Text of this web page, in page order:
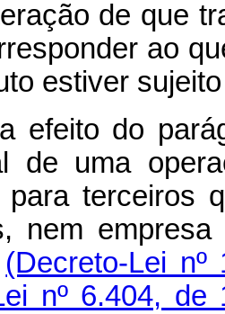
de que
ao
estiver
efeito do
de uma
para terceiros
nem
(Decreto-Lei
nº 6.404, de